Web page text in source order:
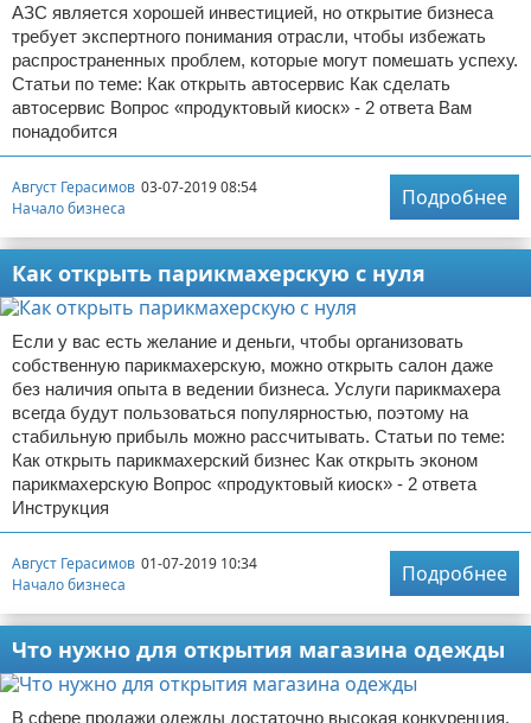
АЗС является хорошей инвестицией, но открытие бизнеса
требует экспертного понимания отрасли, чтобы избежать
распространенных проблем, которые могут помешать успеху.
Статьи по теме: Как открыть автосервис Как сделать
автосервис Вопрос «продуктовый киоск» - 2 ответа Вам
понадобится
Август Герасимов 03-07-2019 08:54
Начало бизнеса
Подробнее
Как открыть парикмахерскую с нуля
Если у вас есть желание и деньги, чтобы организовать
собственную парикмахерскую, можно открыть салон даже
без наличия опыта в ведении бизнеса. Услуги парикмахера
всегда будут пользоваться популярностью, поэтому на
стабильную прибыль можно рассчитывать. Статьи по теме:
Как открыть парикмахерский бизнес Как открыть эконом
парикмахерскую Вопрос «продуктовый киоск» - 2 ответа
Инструкция
Август Герасимов 01-07-2019 10:34
Начало бизнеса
Подробнее
Что нужно для открытия магазина одежды
В сфере продажи одежды достаточно высокая конкуренция.